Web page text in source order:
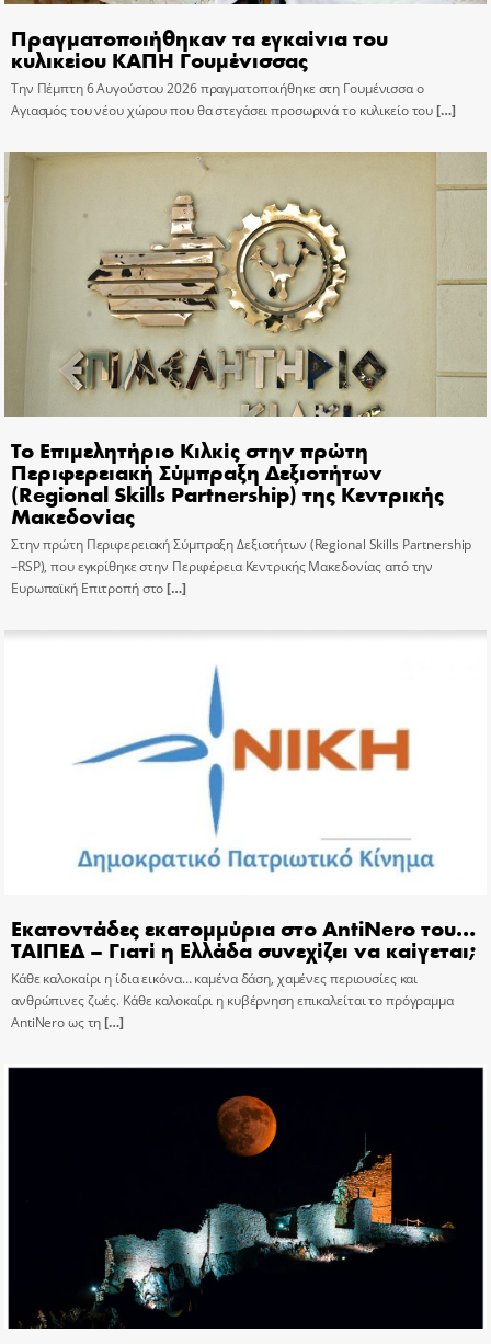
Πραγματοποιήθηκαν τα εγκαίνια του
κυλικείου ΚΑΠΗ Γουμένισσας
Την Πέμπτη 6 Αυγούστου 2026 πραγματοποιήθηκε στη Γουμένισσα ο
Αγιασμός του νέου χώρου που θα στεγάσει προσωρινά το κυλικείο του[…]
Το Επιμελητήριο Κιλκίς στην πρώτη
Περιφερειακή Σύμπραξη Δεξιοτήτων
(Regional Skills Partnership) της Κεντρικής
Μακεδονίας
Στην πρώτη Περιφερειακή Σύμπραξη Δεξιοτήτων (Regional Skills Partnership
–RSP), που εγκρίθηκε στην Περιφέρεια Κεντρικής Μακεδονίας από την
Ευρωπαϊκή Επιτροπή στο[…]
Εκατοντάδες εκατομμύρια στο AntiNero του…
ΤΑΙΠΕΔ – Γιατί η Ελλάδα συνεχίζει να καίγεται;
Κάθε καλοκαίρι η ίδια εικόνα… καμένα δάση, χαμένες περιουσίες και
ανθρώπινες ζωές. Κάθε καλοκαίρι η κυβέρνηση επικαλείται το πρόγραμμα
AntiNero ως τη[…]